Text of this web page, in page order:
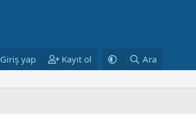
Giriş yap Kayıt ol Ara